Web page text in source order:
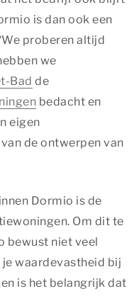
is dan ook een
proberen altijd
we
Bad de
bedacht en
eigen
de ontwerpen van
Dormio is de
Om dit te
bewust niet veel
je waardevastheid bij
is het belangrijk dat